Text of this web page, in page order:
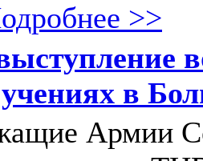
>>
в
Армии